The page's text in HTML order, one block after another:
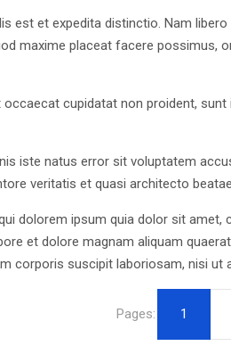
est et expedita distinctio. Nam
maxime placeat facere possimus,
occaecat cupidatat non proident,
iste natus error sit voluptatem
veritatis et quasi architecto
dolorem ipsum quia dolor sit amet,
et dolore magnam aliquam
corporis suscipit laboriosam, nisi ut
Pages: 1